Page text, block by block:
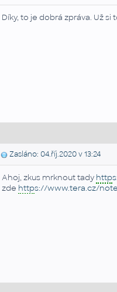
Díky, to je dobrá zpráva. Už si
Zasláno: 04.říj.2020 v 13:24
Ahoj, zkus mrknout tady http
zde https://www.tera.cz/